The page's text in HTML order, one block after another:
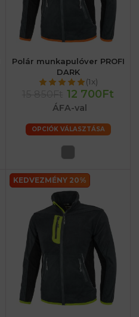
Polár munkapulóver PROFI
DARK
(1x)
12 700Ft
ÁFA-val
OPCIÓK VÁLASZTÁSA
KEDVEZMÉNY 20%